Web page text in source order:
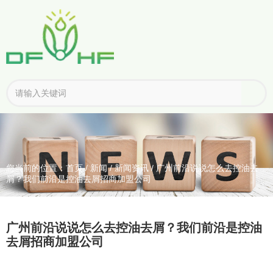
您当前的位置：首页/ 新闻 /新闻资讯 / 广州前沿说说怎么去控油去
屑？我们前沿是控油去屑招商加盟公司
广州前沿说说怎么去控油去屑？我们前沿是控油
去屑招商加盟公司